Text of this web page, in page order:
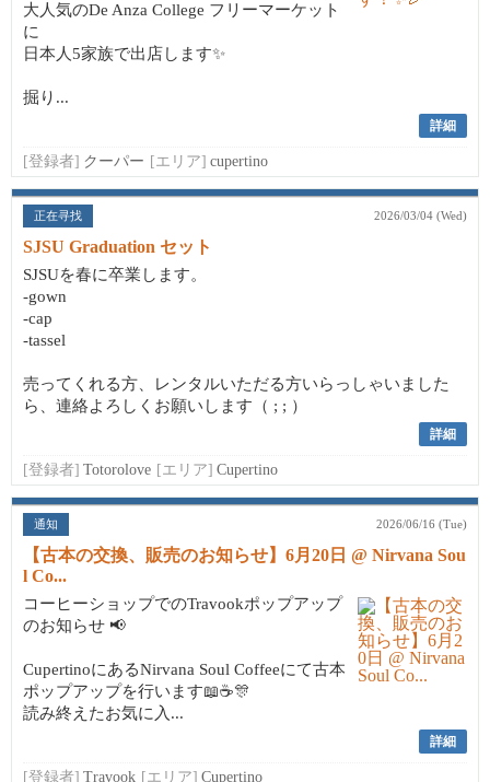
大人気のDe Anza College フリーマーケット
に
日本人5家族で出店します✨
掘り...
詳細
[登録者] クーパー [エリア] cupertino
正在寻找 2026/03/04 (Wed)
SJSU Graduation セット
SJSUを春に卒業します。
-gown
-cap
-tassel
売ってくれる方、レンタルいただる方いらっしゃいました
ら、連絡よろしくお願いします（ ; ; ）
詳細
[登録者] Totorolove [エリア] Cupertino
通知 2026/06/16 (Tue)
【古本の交換、販売のお知らせ】6月20日 @ Nirvana Sou
l Co...
コーヒーショップでのTravookポップアップ
のお知らせ 📢
CupertinoにあるNirvana Soul Coffeeにて古本
ポップアップを行います📖☕🎊
読み終えたお気に入...
詳細
[登録者] Travook [エリア] Cupertino